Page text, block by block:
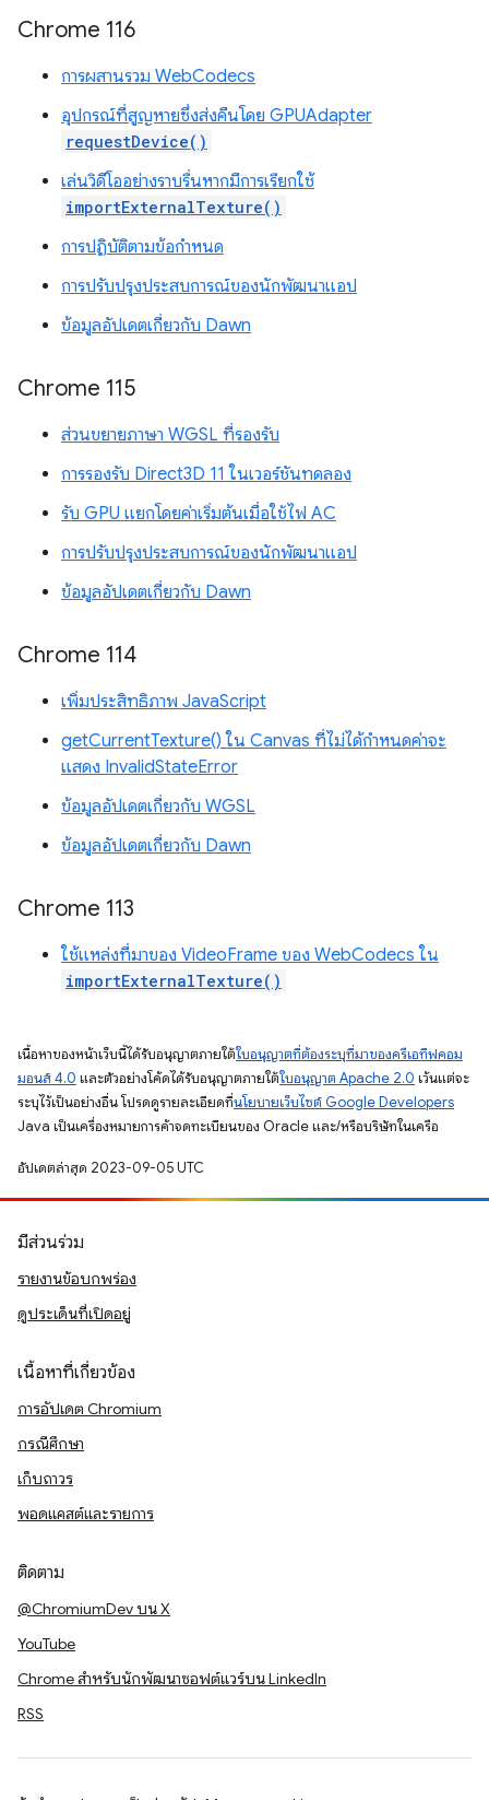
Chrome 116
การผสานรวม WebCodecs
อุปกรณ์ที่สูญหายซึ่งส่งคืนโดย GPUAdapter
requestDevice()
เล่นวิดีโออย่างราบรื่นหากมีการเรียกใช้
importExternalTexture()
การปฏิบัติตามข้อกำหนด
การปรับปรุงประสบการณ์ของนักพัฒนาแอป
ข้อมูลอัปเดตเกี่ยวกับ Dawn
Chrome 115
ส่วนขยายภาษา WGSL ที่รองรับ
การรองรับ Direct3D 11 ในเวอร์ชันทดลอง
รับ GPU แยกโดยค่าเริ่มต้นเมื่อใช้ไฟ AC
การปรับปรุงประสบการณ์ของนักพัฒนาแอป
ข้อมูลอัปเดตเกี่ยวกับ Dawn
Chrome 114
เพิ่มประสิทธิภาพ JavaScript
getCurrentTexture() ใน Canvas ที่ไม่ได้กำหนดค่าจะ
แสดง InvalidStateError
ข้อมูลอัปเดตเกี่ยวกับ WGSL
ข้อมูลอัปเดตเกี่ยวกับ Dawn
Chrome 113
ใช้แหล่งที่มาของ VideoFrame ของ WebCodecs ใน
importExternalTexture()
เนื้อหาของหน้าเว็บนี้ได้รับอนุญาตภายใต้ใบอนุญาตที่ต้องระบุที่มาของครีเอทีฟคอม
มอนส์ 4.0 และตัวอย่างโค้ดได้รับอนุญาตภายใต้ใบอนุญาต Apache 2.0 เว้นแต่จะ
ระบุไว้เป็นอย่างอื่น โปรดดูรายละเอียดที่นโยบายเว็บไซต์ Google Developers
Java เป็นเครื่องหมายการค้าจดทะเบียนของ Oracle และ/หรือบริษัทในเครือ
อัปเดตล่าสุด 2023-09-05 UTC
มีส่วนร่วม
รายงานข้อบกพร่อง
ดูประเด็นที่เปิดอยู่
เนื้อหาที่เกี่ยวข้อง
การอัปเดต Chromium
กรณีศึกษา
เก็บถาวร
พอดแคสต์และรายการ
ติดตาม
@ChromiumDev บน X
YouTube
Chrome สำหรับนักพัฒนาซอฟต์แวร์บน LinkedIn
RSS